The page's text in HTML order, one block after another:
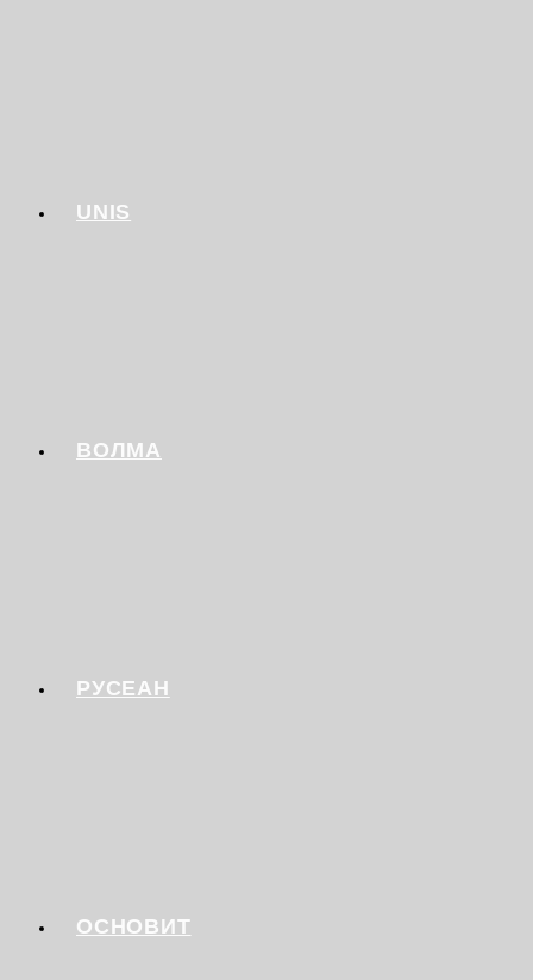
UNIS
ВОЛМА
РУСЕАН
ОСНОВИТ